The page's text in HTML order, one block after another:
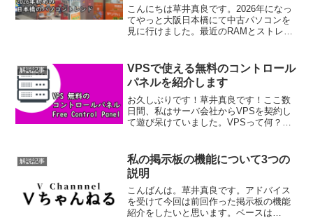
こんにちは草井真良です。2026年になっ
てやっと大阪日本橋にて中古パソコンを
見に行けました。最近のRAMとストレー
か。店内の写真は載せられないのです
が、ドスパラの3Fの中...
解説記事
VPSで使える無料のコントロール
パネルを紹介します
お久しぶりです！草井真良です！ここ数
日間、私はサーバ会社からVPSを契約し
て遊び呆けていました。VPSって何？と
サーバが借りれたりすると言って良いで
しょう。レンタルサーバ...
解説記事
私の掲示板の機能について3つの
説明
こんばんは。草井真良です。アドバイス
を受けて今回は前回作った掲示板の機能
紹介をしたいと思います。ベースは